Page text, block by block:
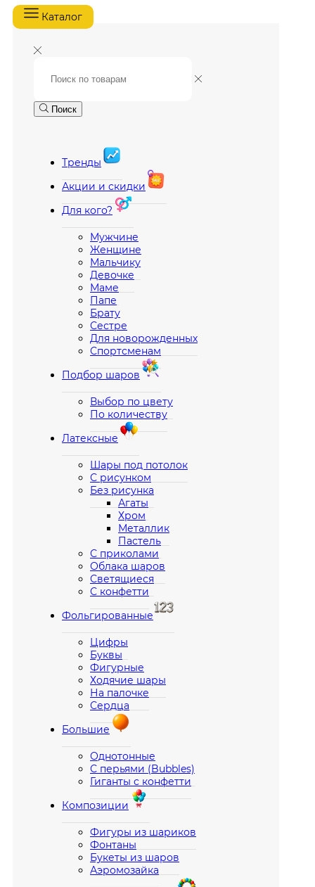
Каталог
Поиск
Тренды
Акции и скидки
Для кого?
Мужчине
Женщине
Мальчику
Девочке
Маме
Папе
Брату
Сестре
Для новорожденных
Спортсменам
Подбор шаров
Выбор по цвету
По количеству
Латексные
Шары под потолок
С рисунком
Без рисунка
Агаты
Хром
Металлик
Пастель
С приколами
Облака шаров
Светящиеся
С конфетти
Фольгированные
Цифры
Буквы
Фигурные
Ходячие шары
На палочке
Сердца
Большие
Однотонные
С перьями (Bubbles)
Гиганты с конфетти
Композиции
Фигуры из шариков
Фонтаны
Букеты из шаров
Аэромозайка